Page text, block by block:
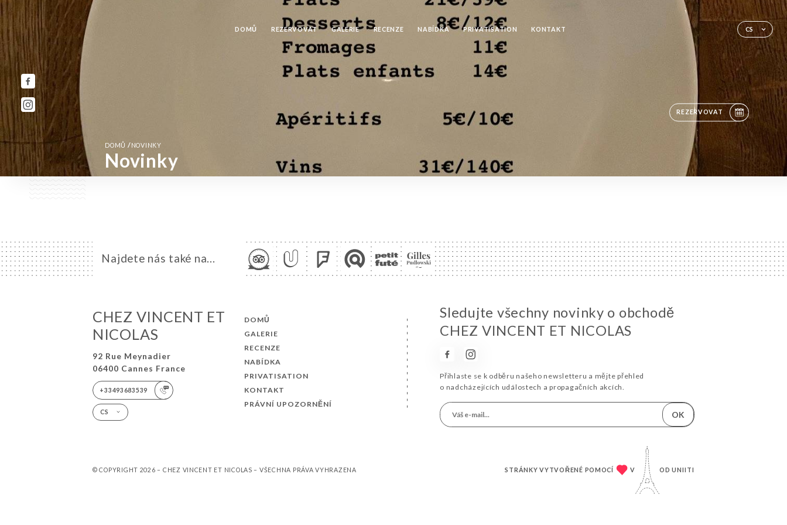
CS
DOMŮ REZERVOVAT GALERIE RECENZE NABÍDKA PRIVATISATION KONTAKT
REZERVOVAT
DOMŮ / NOVINKY
Novinky
Najdete nás také na...
CHEZ VINCENT ET
NICOLAS
92 Rue Meynadier
06400 Cannes France
+33493683539
CS
DOMŮ
GALERIE
RECENZE
NABÍDKA
PRIVATISATION
KONTAKT
PRÁVNÍ UPOZORNĚNÍ
Sledujte všechny novinky o obchodě
CHEZ VINCENT ET NICOLAS
Přihlaste se k odběru našeho newsletteru a mějte přehled
o nadcházejících událostech a propagačních akcích.
OK
© COPYRIGHT 2026 – CHEZ VINCENT ET NICOLAS – VŠECHNA PRÁVA VYHRAZENA STRÁNKY VYTVOŘENÉ POMOCÍ V ODUNIITI